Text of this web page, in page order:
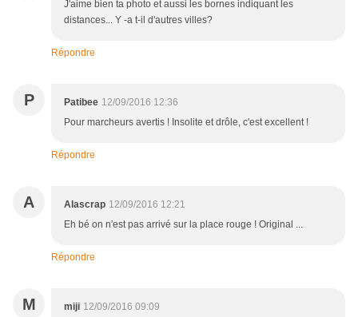
J'aime bien ta photo et aussi les bornes indiquant les
distances... Y -a t-il d'autres villes?
Répondre
P Patibee 12/09/2016 12:36
Pour marcheurs avertis ! Insolite et drôle, c'est excellent !
Répondre
A Alascrap 12/09/2016 12:21
Eh bé on n'est pas arrivé sur la place rouge ! Original ...
Répondre
M miji 12/09/2016 09:09